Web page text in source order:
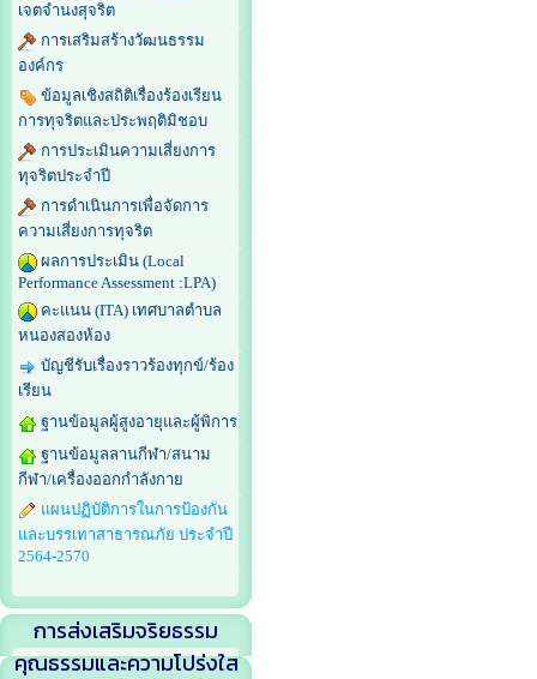
เจตจำนงสุจริต
การเสริมสร้างวัฒนธรรม
องค์กร
ข้อมูลเชิงสถิติเรื่องร้องเรียน
การทุจริตและประพฤติมิชอบ
การประเมินความเสี่ยงการ
ทุจริตประจำปี
การดำเนินการเพื่อจัดการ
ความเสี่ยงการทุจริต
ผลการประเมิน (Local
Performance Assessment :LPA)
คะแนน (ITA) เทศบาลตำบล
หนองสองห้อง
บัญชีรับเรื่องราวร้องทุกข์/ร้อง
เรียน
ฐานข้อมูลผู้สูงอายุและผู้พิการ
ฐานข้อมูลลานกีฬา/สนาม
กีฬา/เครื่องออกกำลังกาย
แผนปฏิบัติการในการป้องกัน
และบรรเทาสาธารณภัย ประจำปี
2564-2570
การส่งเสริมจริยธรรม
คุณธรรมและความโปร่งใส